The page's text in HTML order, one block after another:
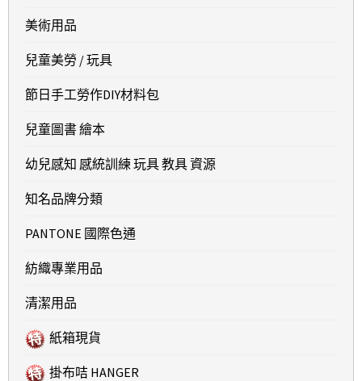
美術用品
兒童美勞 / 玩具
節日手工勞作DIY材料包
兒童圖書 繪本
幼兒感知 感統訓練 玩具 教具 資源
知名品牌分類
PANTONE 國際色通
紡織專業用品
清潔用品
紙箱現貨
掛布咭 HANGER